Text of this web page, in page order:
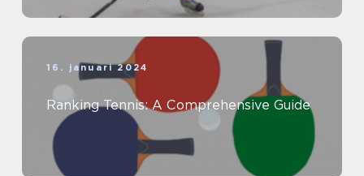
16. januari 2024
Ranking Tennis: A Comprehensive Guide